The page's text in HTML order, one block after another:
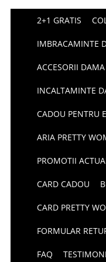
2+1 GRATIS
IMBRACAMINTE
ACCESORII DAMA
INCALTAMINTE
CADOU PENTRU
ARIA PRETTY
PROMOTII
CARD CADOU
CARD PRETTY
FORMULAR
FAQ